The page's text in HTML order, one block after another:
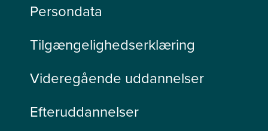
Persondata
Tilgængelighedserklæring
Videregående uddannelser
Efteruddannelser